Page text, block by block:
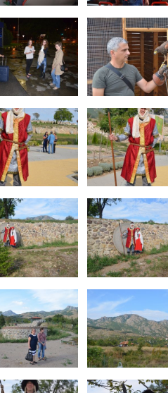
– АНГЛИЙСКИ ЕЗИК
– ИСПАНСКИ ЕЗИК